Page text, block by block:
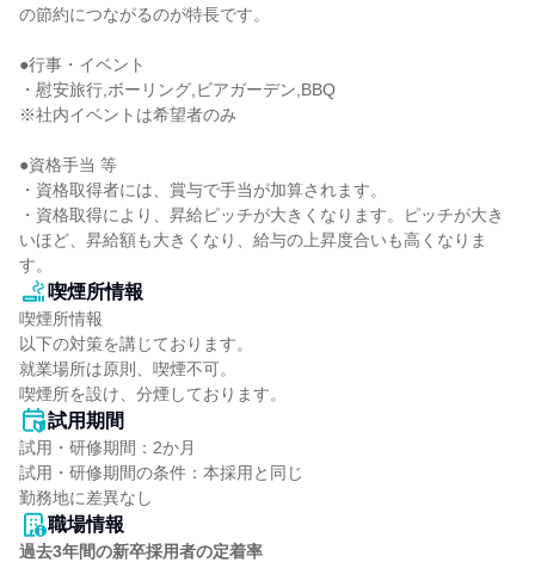
の節約につながるのが特長です。
●行事・イベント
・慰安旅行,ボーリング,ビアガーデン,BBQ
※社内イベントは希望者のみ
●資格手当 等
・資格取得者には、賞与で手当が加算されます。
・資格取得により、昇給ピッチが大きくなります。ピッチが大き
いほど、昇給額も大きくなり、給与の上昇度合いも高くなりま
す。
喫煙所情報
喫煙所情報
以下の対策を講じております。
就業場所は原則、喫煙不可。
喫煙所を設け、分煙しております。
試用期間
試用・研修期間：2か月
試用・研修期間の条件：本採用と同じ
職場情報
過去3年間の新卒採用者の定着率